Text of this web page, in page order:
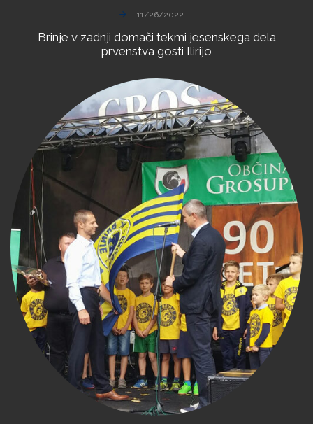
11/26/2022
Brinje v zadnji domači tekmi jesenskega dela
prvenstva gosti Ilirijo